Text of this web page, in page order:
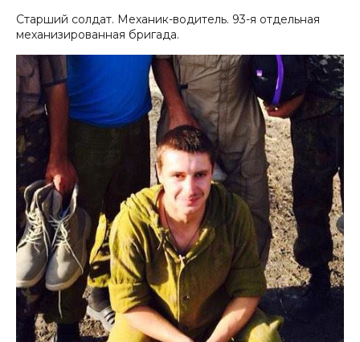
Старший солдат. Механик-водитель. 93-я отдельная
механизированная бригада.